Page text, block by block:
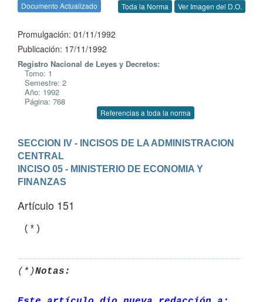
Documento Actualizado Toda la Norma Ver Imagen del D.O.
Promulgación: 01/11/1992
Publicación: 17/11/1992
Registro Nacional de Leyes y Decretos:
Tomo: 1
Semestre: 2
Año: 1992
Página: 768
Referencias a toda la norma
SECCION IV - INCISOS DE LA ADMINISTRACION
CENTRAL
INCISO 05 - MINISTERIO DE ECONOMIA Y
FINANZAS
Artículo 151
(*)Notas: